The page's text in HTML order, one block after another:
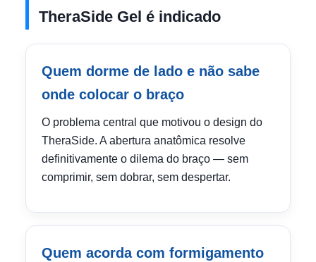
TheraSide Gel é indicado
Quem dorme de lado e não sabe
onde colocar o braço
O problema central que motivou o design do
TheraSide. A abertura anatômica resolve
definitivamente o dilema do braço — sem
comprimir, sem dobrar, sem despertar.
Quem acorda com formigamento